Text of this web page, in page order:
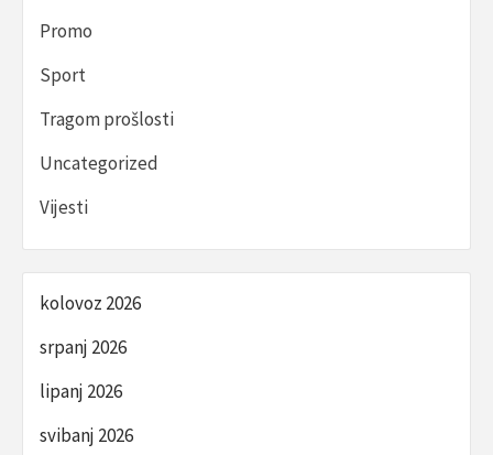
Promo
Sport
Tragom prošlosti
Uncategorized
Vijesti
kolovoz 2026
srpanj 2026
lipanj 2026
svibanj 2026